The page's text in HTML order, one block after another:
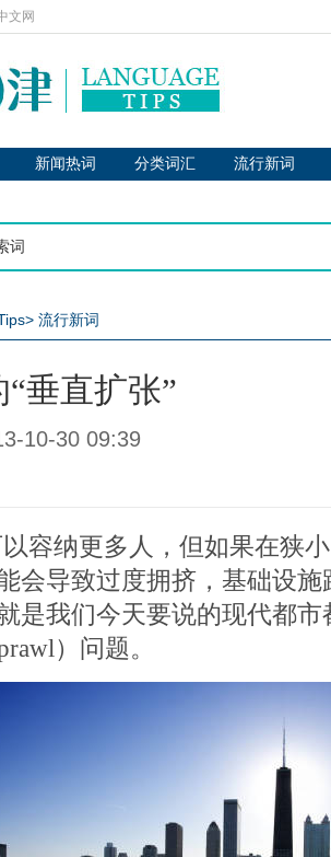
文网
新闻热词 分类词汇 流行新词
> 流行新词
垂直扩张”
10-30 09:39
容纳更多人，但如果在狭
会导致过度拥挤，基础设
是我们今天要说的现代都市
）问题。